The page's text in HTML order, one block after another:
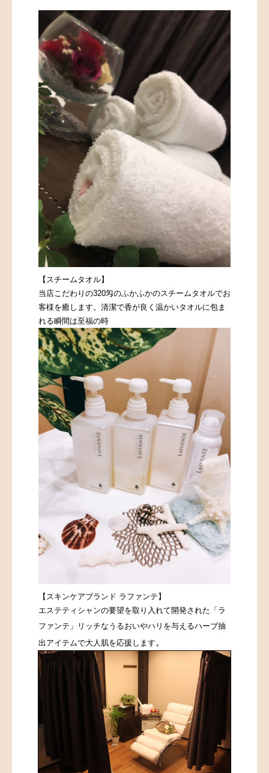
【スチームタオル】
当店こだわりの320匁のふかふかのスチームタオルでお
客様を癒します。清潔で香が良く温かいタオルに包ま
れる瞬間は至福の時
【スキンケアブランド ラファンテ】
エステティシャンの要望を取り入れて開発された「ラ
ファンテ」
リッチなうるおいやハリを与えるハーブ抽
出アイテムで大人肌を応援します 。